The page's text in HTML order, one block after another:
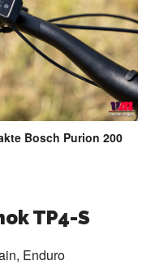
Bosch Purion 200
TP4-S
Enduro